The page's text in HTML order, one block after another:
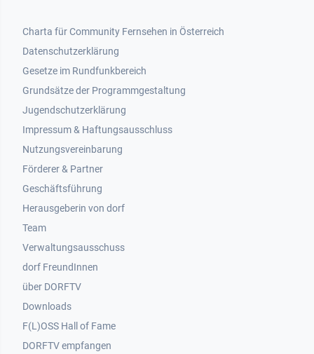
Footer 1
Charta für Community Fernsehen in Österreich
Datenschutzerklärung
Gesetze im Rundfunkbereich
Grundsätze der Programmgestaltung
Jugendschutzerklärung
Impressum & Haftungsausschluss
Nutzungsvereinbarung
Footer 2
Förderer & Partner
Geschäftsführung
Herausgeberin von dorf
Team
Verwaltungsausschuss
dorf FreundInnen
Footer 3
über DORFTV
Downloads
F(L)OSS Hall of Fame
Footer 4
DORFTV empfangen